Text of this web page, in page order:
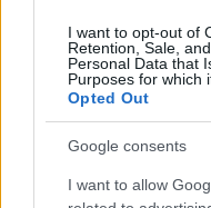
I want to opt-out of
Retention, Sale,
Personal Data that
Purposes for which
Opted Out
Google consents
I want to allow
CRÓNICA